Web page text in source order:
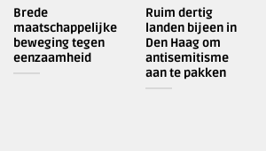
Brede
maatschappelijke
beweging tegen
eenzaamheid
Ruim dertig
landen bijeen in
Den Haag om
antisemitisme
aan te pakken